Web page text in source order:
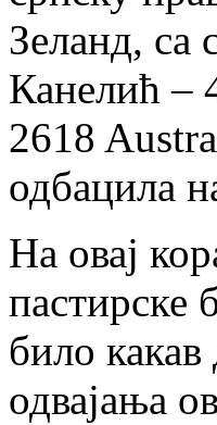
Зеланд, са
Канелић –
2618
одбацила
На овај
пастирске
било
одваjања